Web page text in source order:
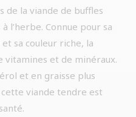
de la viande de buffles
l’herbe. Connue pour sa
sa couleur riche, la
et de minéraux.
et en graisse plus
viande tendre est